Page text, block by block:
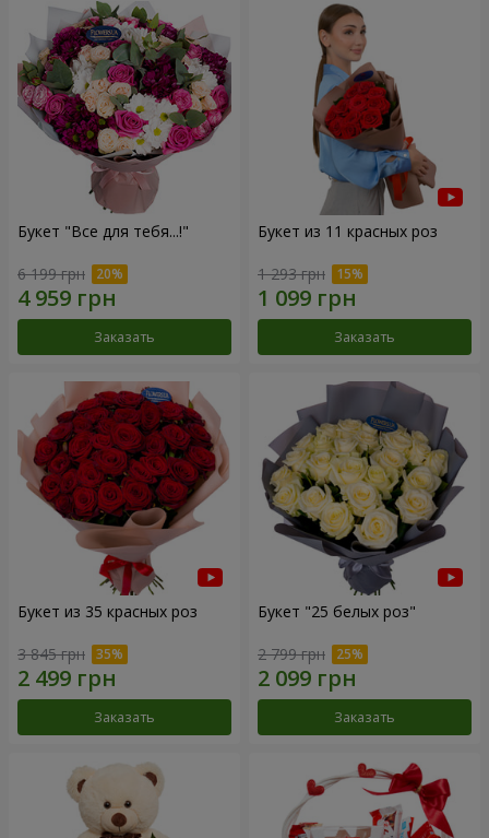
Букет "Все для тебя...!"
6 199 грн
Заказать
Букет из 11 красных роз
1 293 грн
Заказать
Букет из 35 красных роз
3 845 грн
Заказать
Букет "25 белых роз"
2 799 грн
Заказать